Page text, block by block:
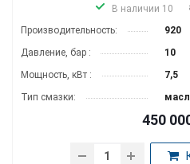
В наличии 10
Производитель­ность:
920
Давление, бар :
10
Мощность, кВт :
7,5
Тип смазки:
450